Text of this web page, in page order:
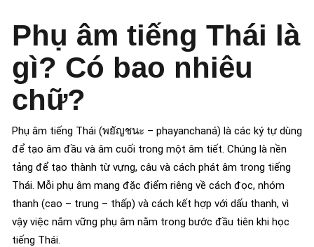
Phụ âm tiếng Thái là
gì? Có bao nhiêu
chữ?
Phụ âm tiếng Thái (พยัญชนะ – phayanchaná) là các ký tự dùng
để tạo âm đầu và âm cuối trong một âm tiết. Chúng là nền
tảng để tạo thành từ vựng, câu và cách phát âm trong tiếng
Thái. Mỗi phụ âm mang đặc điểm riêng về cách đọc, nhóm
thanh (cao – trung – thấp) và cách kết hợp với dấu thanh, vì
vậy việc nắm vững phụ âm nằm trong bước đầu tiên khi học
tiếng Thái.